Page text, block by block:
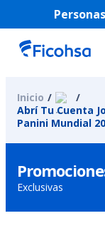
Personas
Inicio
Abrí Tu Cuenta
Panini Mundial
Exclusivas